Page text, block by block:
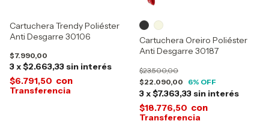
Cartuchera Trendy Poliéster
Anti Desgarre 30106
$7.990,00
3x$2.663,33 sin interés
$6.791,50 con
Cartuchera Oreiro Poliéster
Anti Desgarre 30187
$22.090,00
$23.500,00
6% OFF
3x$7.363,33 sin interés
$18.776,50 con